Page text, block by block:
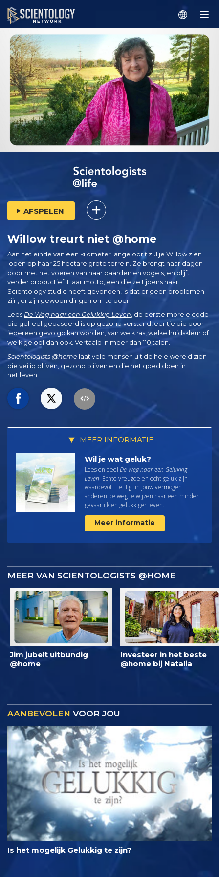
AFSPELEN
Willow treurt niet @home
Aan het einde van een kilometer lange oprit zul je Willow zien
lopen op haar 25 hectare grote terrein. Ze brengt haar dagen
door met het voeren van haar paarden en vogels, en blijft
verder productief. Haar motto, een die ze tijdens haar
Scientology studie heeft gevonden, is dat er geen problemen
zijn, er zijn gewoon dingen om te doen.
Lees De Weg naar een Gelukkig Leven, de eerste morele code
die geheel gebaseerd is op gezond verstand, eentje die door
iedereen gevolgd kan worden, van welk ras, welke huidskleur of
welk geloof dan ook. Vertaald in meer dan 110 talen.
Scientologists @home laat vele mensen uit de hele wereld zien
die veilig blijven, gezond blijven en die het goed doen in
het leven.
MEER INFORMATIE
Wil je wat geluk?
Lees en deel De Weg naar een Gelukkig
Leven. Echte vreugde en echt geluk zijn
waardevol. Het ligt in jouw vermogen
anderen de weg te wijzen naar een minder
gevaarlijk en gelukkiger leven.
Meer informatie
MEER VAN SCIENTOLOGISTS @HOME
Jim jubelt uitbundig
@home
Investeer in het beste
@home bij Natalia
AANBEVOLEN VOOR JOU
Is het mogelijk Gelukkig te zijn?